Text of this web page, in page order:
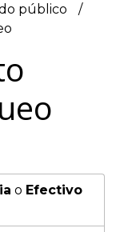
público
o Efectivo